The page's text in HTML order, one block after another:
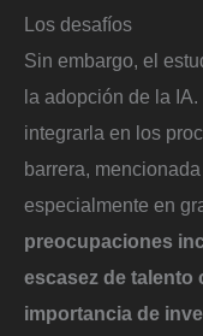
Los desafíos
Sin embargo, el
la adopción de la
integrarla en los
barrera,
especialmente en
preocupaciones
escasez de talento
importancia de